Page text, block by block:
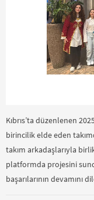
Kıbrıs’ta düzenlenen
birincilik elde eden
takım arkadaşlarıyla
platformda projesini
başarılarının devamını